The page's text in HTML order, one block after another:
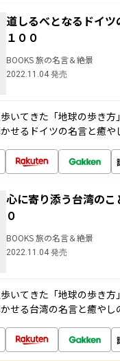
道しるべとなるドイ
１００
BOOKS 旅の名言＆絶景
2022.11.04 発売
いてきた「地球の歩き方
せるドイツの名言と癒や
心に寄り添う台湾のこ
０
BOOKS 旅の名言＆絶景
2022.11.04 発売
いてきた「地球の歩き方
せる台湾の名言と癒やし